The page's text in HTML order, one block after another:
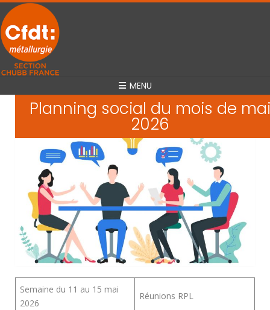
MENU
Planning social du mois de mai
2026
Semaine du 11 au 15 mai
2026
Réunions RPL